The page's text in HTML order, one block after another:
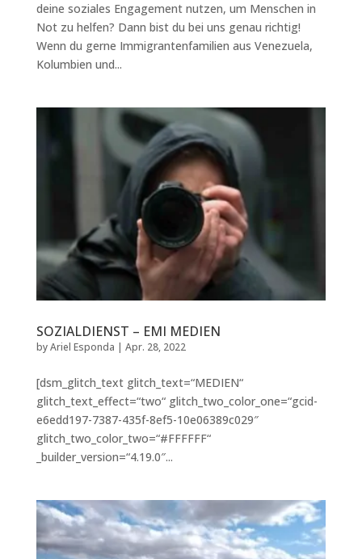
deine soziales Engagement nutzen, um Menschen in
Not zu helfen? Dann bist du bei uns genau richtig!
Wenn du gerne Immigrantenfamilien aus Venezuela,
Kolumbien und...
SOZIALDIENST – EMI MEDIEN
byAriel Esponda | Apr. 28, 2022
[dsm_glitch_text glitch_text=“MEDIEN“
glitch_text_effect=“two“ glitch_two_color_one=“gcid-
e6edd197-7387-435f-8ef5-10e06389c029″
glitch_two_color_two=“#FFFFFF“
_builder_version=“4.19.0″...